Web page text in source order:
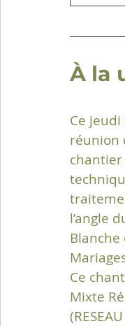
À la
Ce
réunion
chantier
l’angle
Ce
Mixte